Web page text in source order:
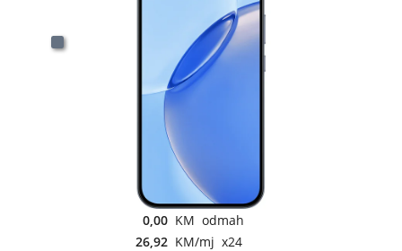
0,00 KM odmah
26,92 KM/mj x24